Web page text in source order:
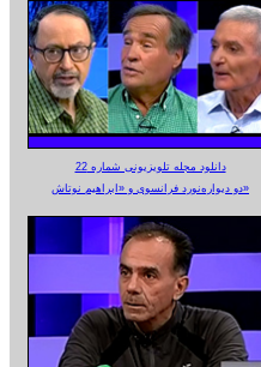
دانلود مجله تلویزیونی شماره 22
دو دیواره‌نورد فرانسوی و «ابراهیم نوتاش»